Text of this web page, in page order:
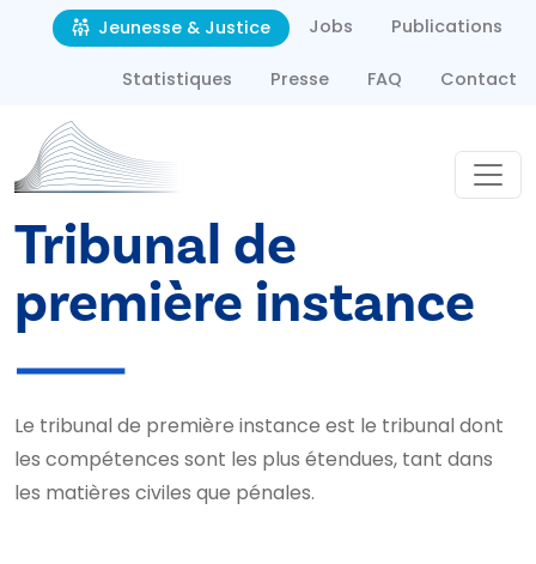
Aller au contenu principal
Second navigation
Jeunesse & Justice Jobs Publications
Statistiques Presse FAQ Contact
Tribunal de
première instance
Le tribunal de première instance est le tribunal dont
les compétences sont les plus étendues, tant dans
les matières civiles que pénales.